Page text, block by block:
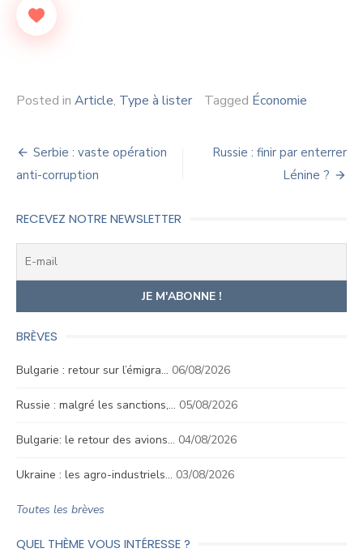
Posted in Article, Type à lister Tagged Économie
Navigation
de
l’article
Serbie : vaste opération
anti-corruption
Russie : finir par enterrer
Lénine ?
RECEVEZ NOTRE NEWSLETTER
BRÈVES
Bulgarie : retour sur l’émigra… 06/08/2026
Russie : malgré les sanctions,… 05/08/2026
Bulgarie: le retour des avions… 04/08/2026
Ukraine : les agro-industriels… 03/08/2026
Toutes les brèves
QUEL THÈME VOUS INTÉRESSE ?